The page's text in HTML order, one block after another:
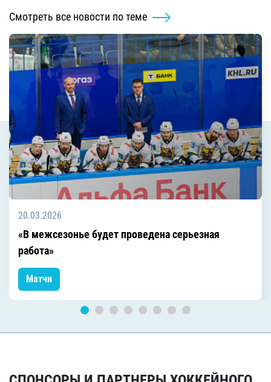
Смотреть все новости по теме
20.03.2026
«В межсезонье будет проведена серьезная
работа»
Матчи